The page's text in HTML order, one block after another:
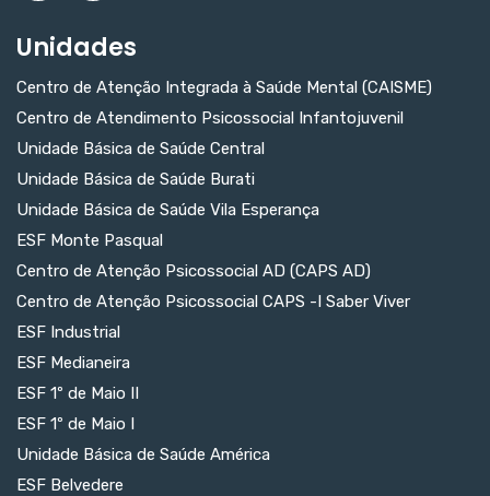
Unidades
Centro de Atenção Integrada à Saúde Mental (CAISME)
Centro de Atendimento Psicossocial Infantojuvenil
Unidade Básica de Saúde Central
Unidade Básica de Saúde Burati
Unidade Básica de Saúde Vila Esperança
ESF Monte Pasqual
Centro de Atenção Psicossocial AD (CAPS AD)
Centro de Atenção Psicossocial CAPS -I Saber Viver
ESF Industrial
ESF Medianeira
ESF 1º de Maio II
ESF 1º de Maio I
Unidade Básica de Saúde América
ESF Belvedere